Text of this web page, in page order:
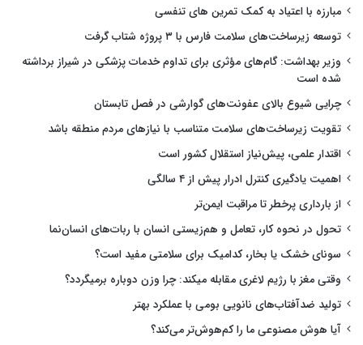
مبارزه با اعتیاد به کمک تمرین های تنفسی
توسعه زیرساخت‌های سلامت فارس با ۳ پروژه شتاب گرفت
وزیر بهداشت: گام‌های مؤثری برای تداوم خدمات پزشکی در شیراز برداشته
شده است
چرایی شیوع بالای عفونت‌های گوارشی در فصل تابستان
تقویت زیرساخت‌های سلامت متناسب با نیازهای مردم منطقه باشد
اقتدار علمی، پیش‌نیاز استقلال کشور است
اهمیت یادگیری کنترل ادرار پیش از ۴ سالگی
از بارداری پرخطر تا مراقبت ایمن‌تر
تحول در نحوه کار، تعامل و هم‌زیستی انسان با ربات‌های انسان‌نما
سونای خشک یا بخار، کدامیک برای سلامتی مفید است؟
وقتی مغز با رژیم لاغری مقابله میکند: چرا وزن دوباره برمیگردد؟
تولید ضدآفتاب‌های نانویی بومی با عملکرد بهتر
آیا هوش مصنوعی ما را کم‌هوش‌تر می‌کند؟